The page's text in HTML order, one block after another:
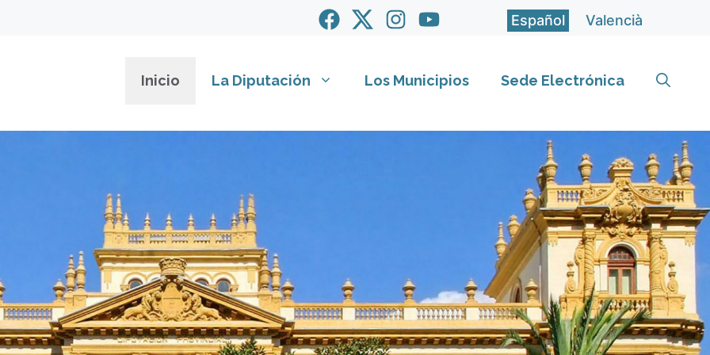
Español Valencià
Inicio La Diputación Los Municipios Sede Electrónica